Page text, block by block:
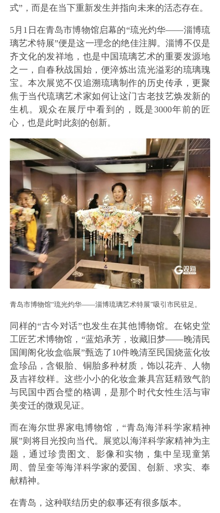
式”，而是在当下重新发生并指向未来的活态存在。
5月1日在青岛市博物馆启幕的“琉光灼华——淄博琉
璃艺术特展”便是这一理念的绝佳注脚。淄博不仅是
齐文化的发祥地，也是中国琉璃艺术的重要发源地
之一，自春秋战国始，便淬炼出流光溢彩的琉璃瑰
宝。本次展览不仅追溯琉璃制作的历史传承，更聚
焦于当代琉璃艺术家如何让这门古老技艺焕发新的
生机。观众在展厅中看到的，既是3000年前的匠
心，也是此时此刻的创新。
青岛市博物馆“琉光灼华——淄博琉璃艺术特展”吸引市民驻足。
同样的“古今对话”也发生在其他博物馆。在铭史堂
工匠艺术博物馆，“蓝焰承芳，妆藏旧梦——晚清民
国闺阁化妆盒临展”甄选了10件晚清至民国烧蓝化妆
盒珍品，含银胎、铜胎多种材质，饰以花卉、人物
及吉祥纹样。这些小小的化妆盒兼具宫廷精致气韵
与民国中西合璧的格调，是那个时代女性生活与审
美变迁的微观见证。
而在海尔世界家电博物馆，“青岛海洋科学家精神
展”则将目光投向当代。展览以海洋科学家精神为主
题，通过珍贵图文、影像和实物，集中呈现童第
周、曾呈奎等海洋科学家的爱国、创新、求实、奉
献精神。
在青岛，这种联结历史的叙事还有很多版本。